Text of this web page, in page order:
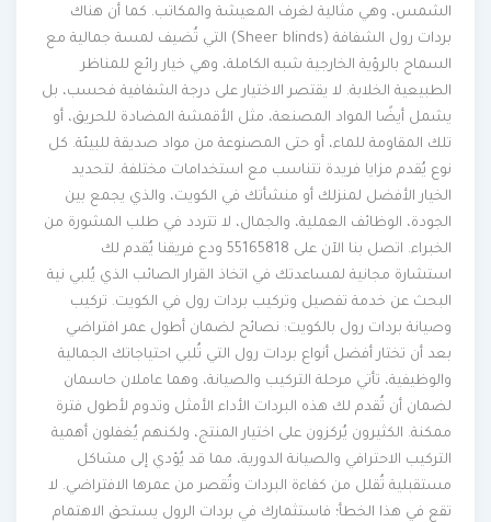
الشمس، وهي مثالية لغرف المعيشة والمكاتب. كما أن هناك
بردات رول الشفافة (Sheer blinds) التي تُضيف لمسة جمالية مع
السماح بالرؤية الخارجية شبه الكاملة، وهي خيار رائع للمناظر
الطبيعية الخلابة. لا يقتصر الاختيار على درجة الشفافية فحسب، بل
يشمل أيضًا المواد المصنعة، مثل الأقمشة المضادة للحريق، أو
تلك المقاومة للماء، أو حتى المصنوعة من مواد صديقة للبيئة. كل
نوع يُقدم مزايا فريدة تتناسب مع استخدامات مختلفة. لتحديد
الخيار الأفضل لمنزلك أو منشأتك في الكويت، والذي يجمع بين
الجودة، الوظائف العملية، والجمال، لا تتردد في طلب المشورة من
الخبراء. اتصل بنا الآن على 55165818 ودع فريقنا يُقدم لك
استشارة مجانية لمساعدتك في اتخاذ القرار الصائب الذي يُلبي نية
البحث عن خدمة تفصيل وتركيب بردات رول في الكويت. تركيب
وصيانة بردات رول بالكويت: نصائح لضمان أطول عمر افتراضي
بعد أن تختار أفضل أنواع بردات رول التي تُلبي احتياجاتك الجمالية
والوظيفية، تأتي مرحلة التركيب والصيانة، وهما عاملان حاسمان
لضمان أن تُقدم لك هذه البردات الأداء الأمثل وتدوم لأطول فترة
ممكنة. الكثيرون يُركزون على اختيار المنتج، ولكنهم يُغفلون أهمية
التركيب الاحترافي والصيانة الدورية، مما قد يُؤدي إلى مشاكل
مستقبلية تُقلل من كفاءة البردات وتُقصر من عمرها الافتراضي. لا
تقع في هذا الخطأ؛ فاستثمارك في بردات الرول يستحق الاهتمام